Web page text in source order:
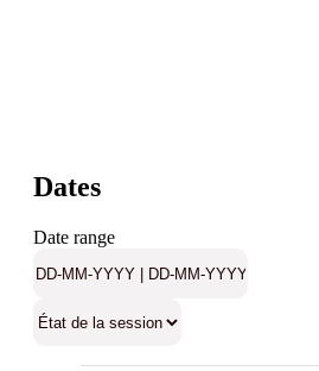
Dates
Date range